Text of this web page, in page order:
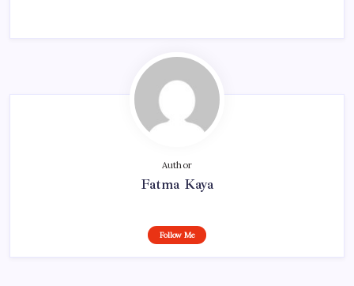
Author
Fatma Kaya
Follow Me